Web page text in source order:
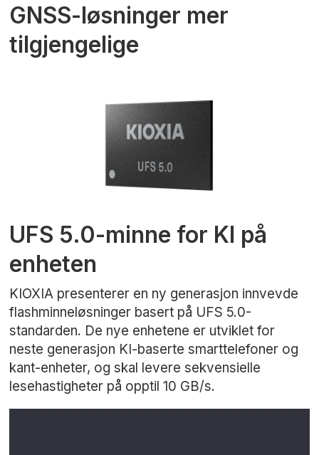
GNSS-løsninger mer
tilgjengelige
UFS 5.0-minne for KI på
enheten
KIOXIA presenterer en ny generasjon innvevde
flashminneløsninger basert på UFS 5.0-
standarden. De nye enhetene er utviklet for
neste generasjon KI-baserte smarttelefoner og
kant-enheter, og skal levere sekvensielle
lesehastigheter på opptil 10 GB/s.